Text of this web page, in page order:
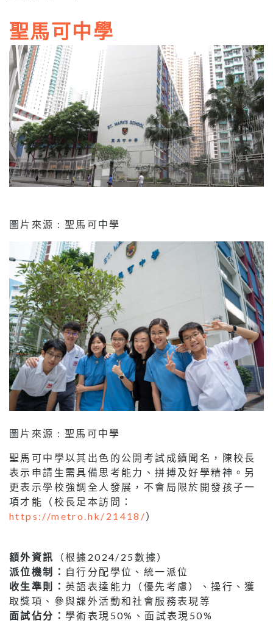
聖馬可中學
圖片來源 : 聖馬可中學
圖片來源 : 聖馬可中學
聖馬可中學以其出色的公開考試成績聞名，陳校長
表示申請生需具備思考能力、拼搏及好學精神。另
更表示學校強調全人發展，不會局限於開發孩子一
項才能（校長足本訪問：
https://metro.hk/21418/）
額外資訊
（根據2024/25數據）
派位機制： 自行分配學位、統一派位
收生準則： 英語表達能力（優先考慮）、操行、獲
取獎項、參與課外活動和社會服務表現等
面試佔分： 學術表現50%、面試表現50%